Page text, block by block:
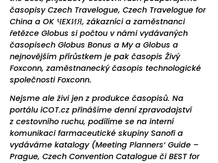
časopisy Czech Travelogue, Czech Travelogue for
China a OK ЧEXИЯ, zákazníci a zaměstnanci
řetězce Globus si počtou v námi vydávaných
časopisech Globus Bonus a My a Globus a
nejnovějším přírůstkem je pak časopis Živý
Foxconn, zaměstnanecký časopis technologické
společnosti Foxconn.
Nejsme ale živi jen z produkce časopisů. Na
portálu iCOT.cz přinášíme denní zpravodajství
z cestovního ruchu, podílíme se na interní
komunikaci farmaceutické skupiny Sanofi a
vydáváme katalogy (Meeting Planners‘ Guide –
Prague, Czech Convention Catalogue či BEST for